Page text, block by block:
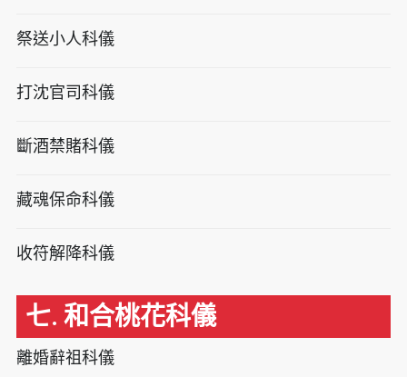
祭送小人科儀
打沈官司科儀
斷酒禁賭科儀
藏魂保命科儀
收符解降科儀
七. 和合桃花科儀
離婚辭祖科儀